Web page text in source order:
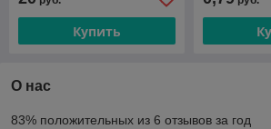
Купить
О нас
83% положительных из 6 отзывов за год